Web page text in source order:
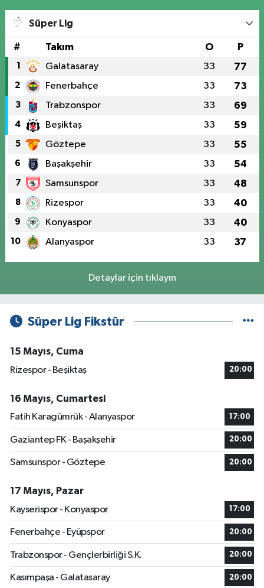
Süper Lig
# Takım O P
1 Galatasaray 33 77
2 Fenerbahçe 33 73
3 Trabzonspor 33 69
4 Beşiktaş 33 59
5 Göztepe 33 55
6 Başakşehir 33 54
7 Samsunspor 33 48
8 Rizespor 33 40
9 Konyaspor 33 40
10 Alanyaspor 33 37
Detaylar için tıklayın
Süper Lig Fikstür
15 Mayıs, Cuma
Rizespor - Beşiktaş
20:00
16 Mayıs, Cumartesi
Fatih Karagümrük - Alanyaspor
17:00
Gaziantep FK - Başakşehir 20:00
Samsunspor - Göztepe 20:00
17 Mayıs, Pazar
Kayserispor - Konyaspor
17:00
Fenerbahçe - Eyüpspor 20:00
Trabzonspor - Gençlerbirliği S.K. 20:00
Kasımpaşa - Galatasaray 20:00